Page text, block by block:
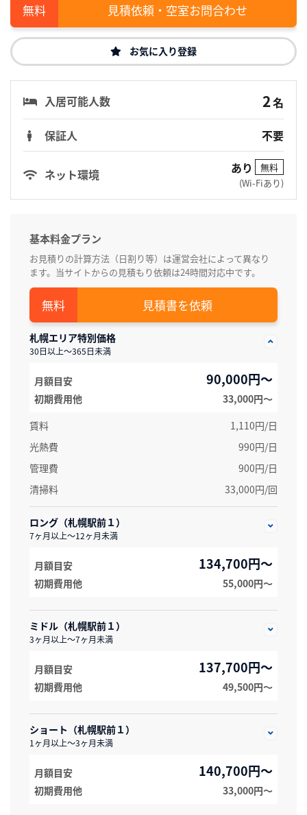
見積依頼・空室お問合わせ
お気に入り登録
入居可能人数 2名
保証人
不要
ネット環境 あり
無料
(Wi-Fiあり)
基本料金プラン
お見積りの計算方法（日割り等）は運営会社によって異なり
ます。当サイトからの見積もり依頼は24時間対応中です。
見積書を依頼
札幌エリア特別価格
30日以上～365日未満
月額目安 90,000円～
初期費用他
33,000円〜
賃料
1,110円/日
光熱費
990円/日
管理費
900円/日
清掃料
33,000円/回
ロング（札幌駅前１）
7ヶ月以上～12ヶ月未満
月額目安 134,700円～
初期費用他 55,000円〜
ミドル（札幌駅前１）
3ヶ月以上～7ヶ月未満
月額目安 137,700円～
初期費用他 49,500円〜
ショート（札幌駅前１）
1ヶ月以上～3ヶ月未満
月額目安 140,700円～
初期費用他 33,000円〜